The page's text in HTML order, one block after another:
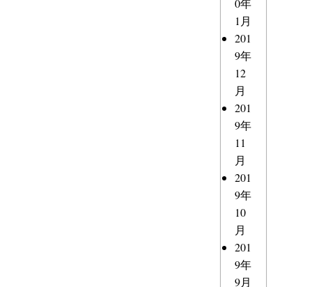
0年
1月
201
9年
12
月
201
9年
11
月
201
9年
10
月
201
9年
9月